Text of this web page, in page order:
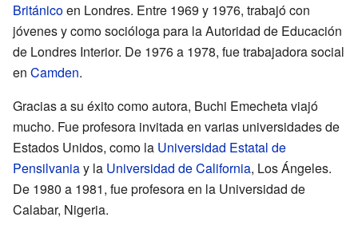
Británicoen Londres. Entre 1969 y 1976, trabajó con
jóvenes y como socióloga para la Autoridad de Educación
de Londres Interior. De 1976 a 1978, fue trabajadora social
en Camden.
Gracias a su éxito como autora, Buchi Emecheta viajó
mucho. Fue profesora invitada en varias universidades de
Estados Unidos, como la Universidad Estatal de
Pensilvaniay la Universidad de California, Los Ángeles.
De 1980 a 1981, fue profesora en la Universidad de
Calabar, Nigeria.